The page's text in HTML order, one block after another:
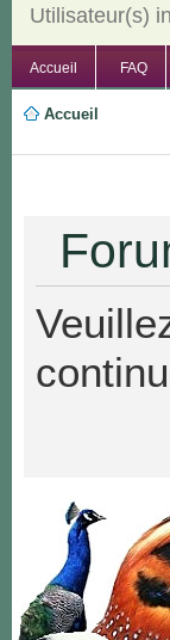
Utilisateur(s)
Accueil FAQ
Accueil